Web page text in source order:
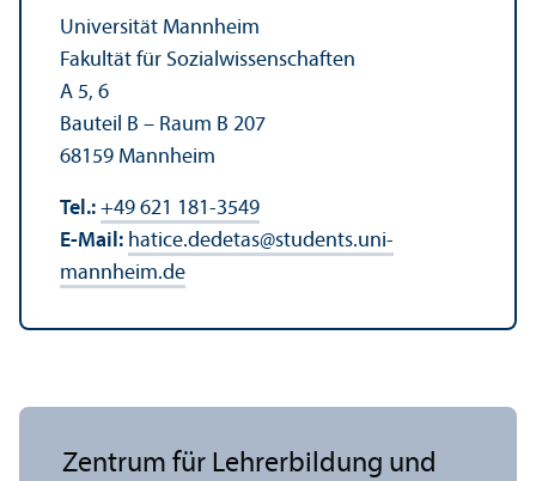
Universität Mannheim
Fakultät für Sozial­wissenschaften
A 5, 6
Bauteil B – Raum B 207
68159 Mannheim
Tel.: +49 621 181-3549
E-Mail: hatice.dedetas@students.uni-
mannheim.de
Zentrum für Lehr­erbildung und